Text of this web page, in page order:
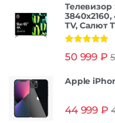
Телевизор
TV, Салют
из 5
50 999 ₽
Apple
44 999 ₽